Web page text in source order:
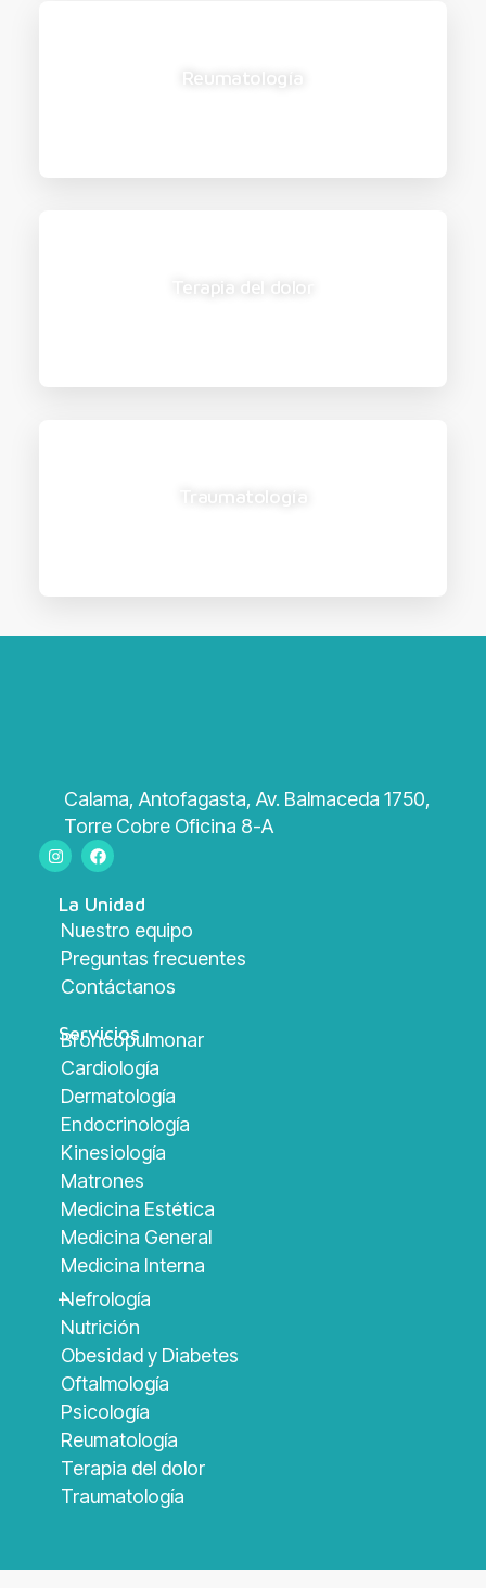
Reumatología
Terapia del dolor
Traumatología
Calama, Antofagasta, Av. Balmaceda 1750,
Torre Cobre Oficina 8-A
La Unidad
Nuestro equipo
Preguntas frecuentes
Contáctanos
Servicios
Broncopulmonar
Cardiología
Dermatología
Endocrinología
Kinesiología
Matrones
Medicina Estética
Medicina General
Medicina Interna
_
Nefrología
Nutrición
Obesidad y Diabetes
Oftalmología
Psicología
Reumatología
Terapia del dolor
Traumatología